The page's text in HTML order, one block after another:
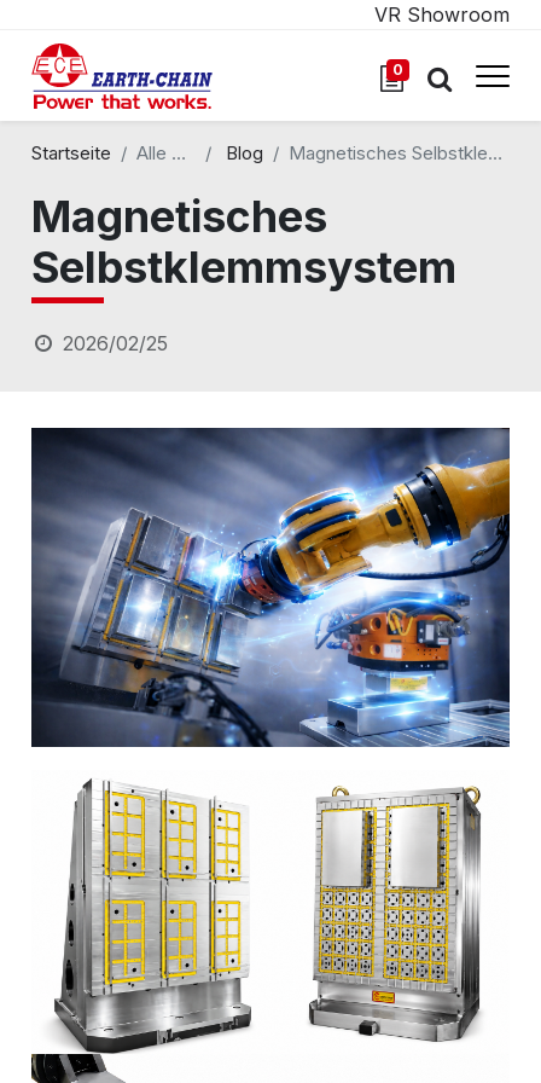
0
VR Showroom
Startseite Alle Blogs Blog Magnetisches Selbstklemmsystem
Magnetisches
Selbstklemmsystem
2026/02/25